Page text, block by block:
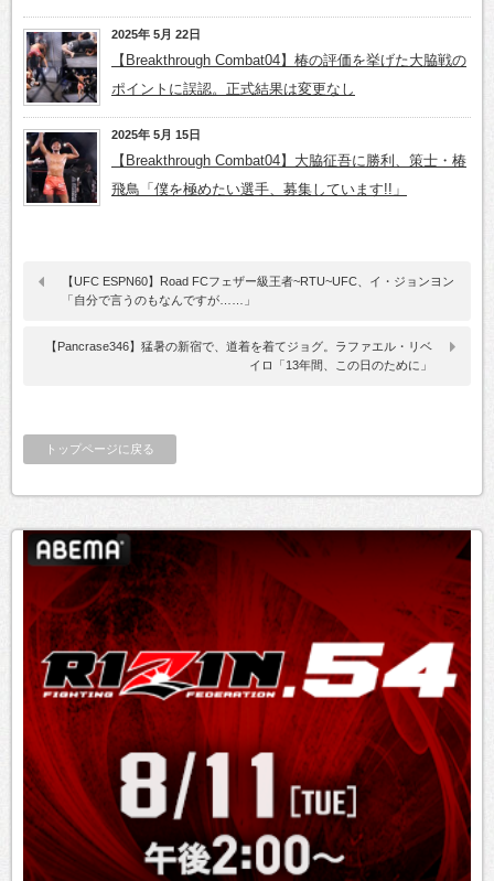
2025年 5月 22日
【Breakthrough Combat04】椿の評価を挙げた大脇戦の
ポイントに誤認。正式結果は変更なし
2025年 5月 15日
【Breakthrough Combat04】大脇征吾に勝利、策士・椿
飛鳥「僕を極めたい選手、募集しています!!」
【UFC ESPN60】Road FCフェザー級王者~RTU~UFC、イ・ジョンヨン
「自分で言うのもなんですが……」
【Pancrase346】猛暑の新宿で、道着を着てジョグ。ラファエル・リベ
イロ「13年間、この日のために」
トップページに戻る